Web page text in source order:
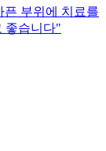
픈 부위에 치료를
좋습니다"